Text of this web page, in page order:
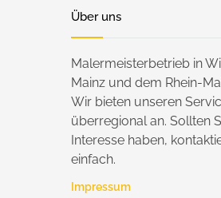
Über uns
Malermeisterbetrieb in
Mainz und dem Rhein-
Wir bieten unseren
überregional an. Sollten
Interesse haben,
einfach.
Impressum